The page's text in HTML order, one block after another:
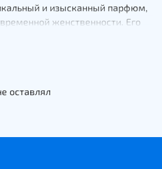
и изысканный парфюм,
женственности. Его
аромат идеально
леденца и фруктовых
и манят, а в сердце
смесь клубники и
Базовые ноты включают
мыльность, создавая
оставлял